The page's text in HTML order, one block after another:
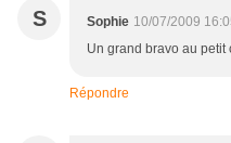
S Sophie 10/07/2009
Un grand bravo au petit
Répondre